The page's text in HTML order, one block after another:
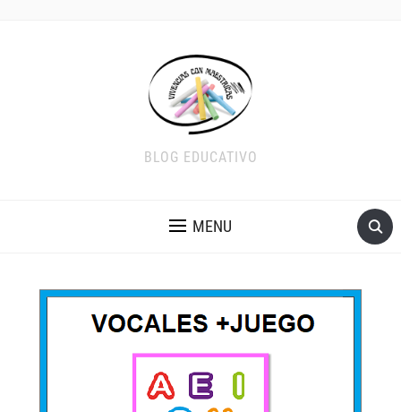
BLOG EDUCATIVO
MENU